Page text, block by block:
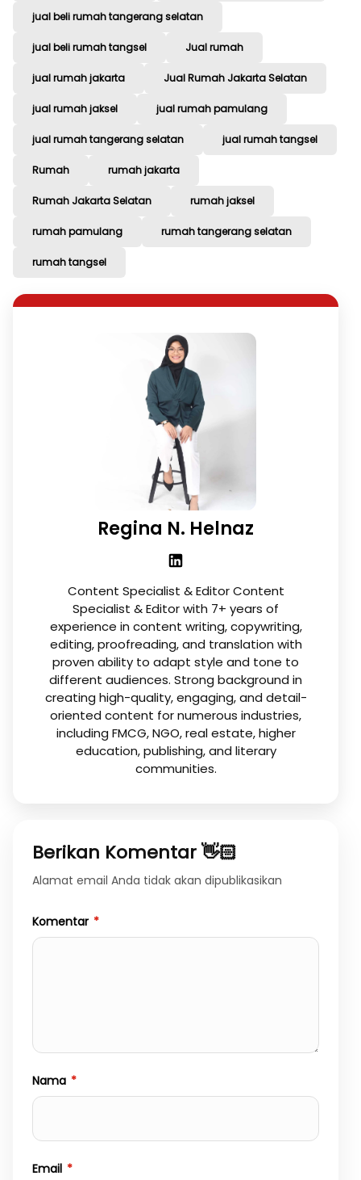
jual beli rumah tangerang selatan
jual beli rumah tangsel Jual rumah
jual rumah jakarta Jual Rumah Jakarta Selatan
jual rumah jaksel jual rumah pamulang
jual rumah tangerang selatan jual rumah tangsel
Rumah rumah jakarta
Rumah Jakarta Selatan rumah jaksel
rumah pamulang rumah tangerang selatan
rumah tangsel
Regina N. Helnaz
Content Specialist & Editor Content
Specialist & Editor with 7+ years of
experience in content writing, copywriting,
editing, proofreading, and translation with
proven ability to adapt style and tone to
different audiences. Strong background in
creating high-quality, engaging, and detail-
oriented content for numerous industries,
including FMCG, NGO, real estate, higher
education, publishing, and literary
communities.
Berikan Komentar 👋🏻
Alamat email Anda tidak akan dipublikasikan
Komentar *
Nama *
Email *